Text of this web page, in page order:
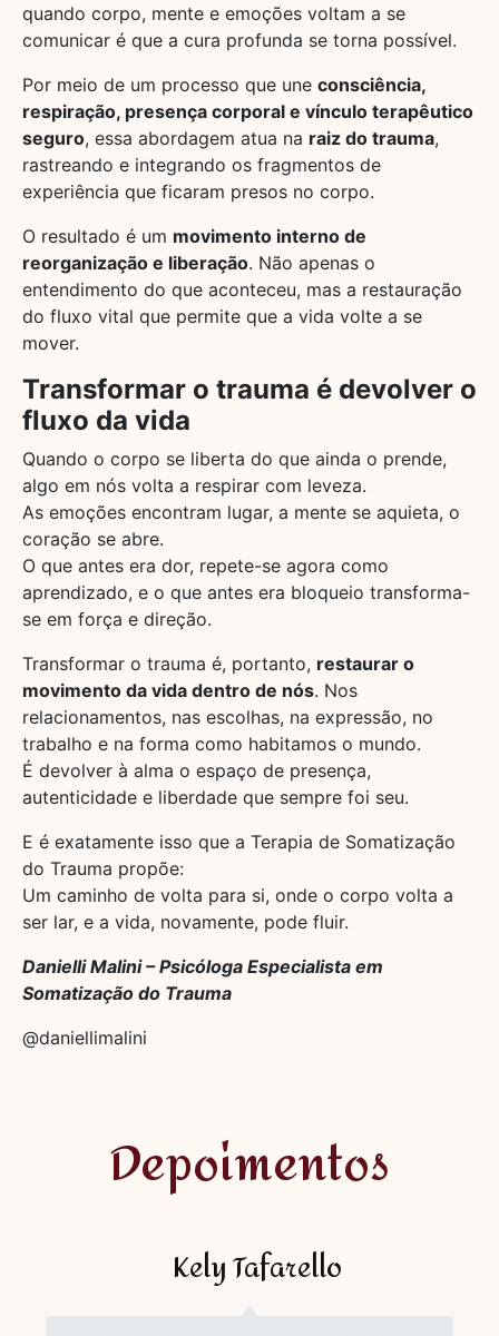
quando corpo, mente e emoções voltam a se
comunicar é que a cura profunda se torna possível.
Por meio de um processo que une consciência,
respiração, presença corporal e vínculo terapêutico
seguro, essa abordagem atua na raiz do trauma,
rastreando e integrando os fragmentos de
experiência que ficaram presos no corpo.
O resultado é um movimento interno de
reorganização e liberação. Não apenas o
entendimento do que aconteceu, mas a restauração
do fluxo vital que permite que a vida volte a se
mover.
Transformar o trauma é devolver o
fluxo da vida
Quando o corpo se liberta do que ainda o prende,
algo em nós volta a respirar com leveza.
As emoções encontram lugar, a mente se aquieta, o
coração se abre.
O que antes era dor, repete-se agora como
aprendizado, e o que antes era bloqueio transforma-
se em força e direção.
Transformar o trauma é, portanto, restaurar o
movimento da vida dentro de nós. Nos
relacionamentos, nas escolhas, na expressão, no
trabalho e na forma como habitamos o mundo.
É devolver à alma o espaço de presença,
autenticidade e liberdade que sempre foi seu.
E é exatamente isso que a Terapia de Somatização
do Trauma propõe:
Um caminho de volta para si, onde o corpo volta a
ser lar, e a vida, novamente, pode fluir.
Danielli Malini – Psicóloga Especialista em
Somatização do Trauma
@daniellimalini
Depoimentos
Kely Tafarello